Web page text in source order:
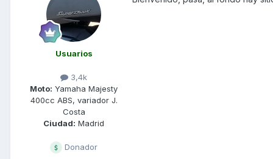
Usuarios
3,4k
Moto: Yamaha Majesty
400cc ABS, variador J.
Costa
Ciudad: Madrid
Donador